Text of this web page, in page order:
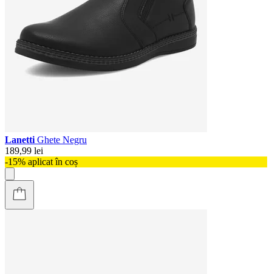
Lanetti Ghete Negru
189,99 lei
-15% aplicat în coș